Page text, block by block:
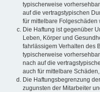
typischerweise
auf die vertragstypischen
für mittelbare Folgeschäden
Die Haftung ist gegenüber
Leben, Körper und
fahrlässigem Verhalten des
typischerweise
nach auf die
auch für mittelbare
Die Haftungsbegrenzung
zugunsten der Mitarbeiter